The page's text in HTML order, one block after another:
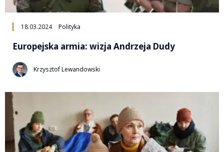
18.03.2024 Polityka
Europejska armia: wizja Andrzeja Dudy
Krzysztof Lewandowski